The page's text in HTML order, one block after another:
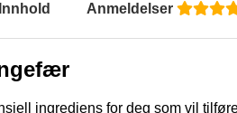
Innhold Anmeldelser
ingrediens for deg som vil